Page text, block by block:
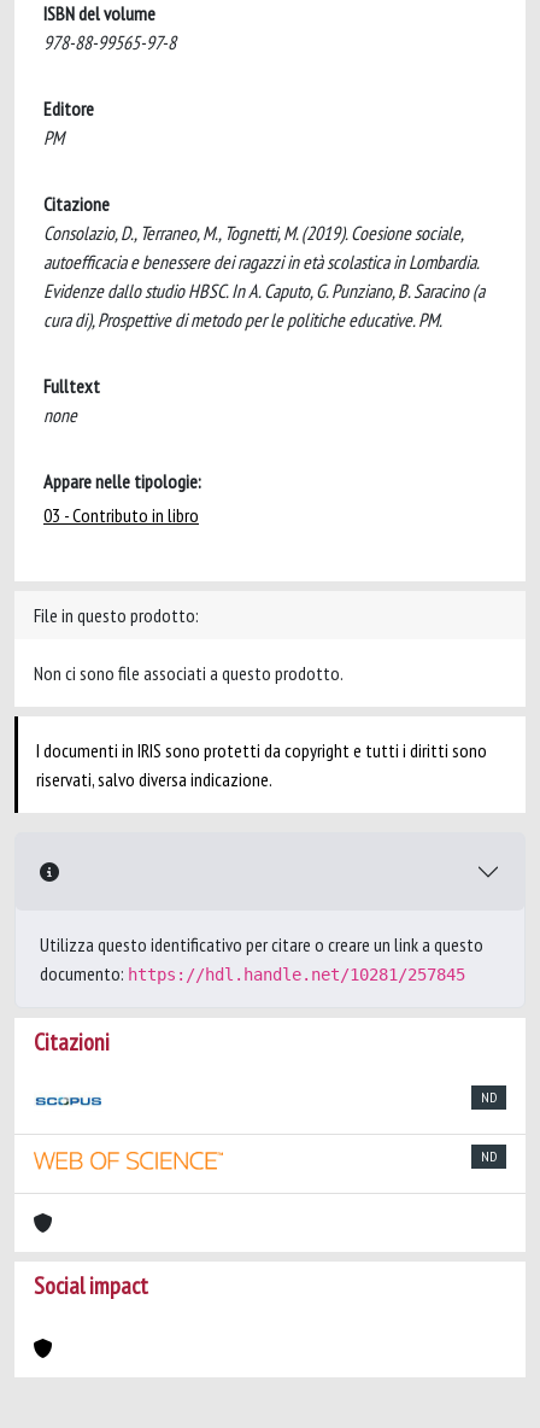
ISBN del volume
978-88-99565-97-8
Editore
PM
Citazione
Consolazio, D., Terraneo, M., Tognetti, M. (2019). Coesione sociale,
autoefficacia e benessere dei ragazzi in età scolastica in Lombardia.
Evidenze dallo studio HBSC. In A. Caputo, G. Punziano, B. Saracino (a
cura di), Prospettive di metodo per le politiche educative. PM.
Fulltext
none
Appare nelle tipologie:
03 - Contributo in libro
File in questo prodotto:
Non ci sono file associati a questo prodotto.
I documenti in IRIS sono protetti da copyright e tutti i diritti sono
riservati, salvo diversa indicazione.
Utilizza questo identificativo per citare o creare un link a questo
documento: https://hdl.handle.net/10281/257845
Citazioni
ND
ND
Social impact